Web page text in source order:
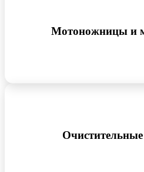
Мотоножницы и
Очистительные